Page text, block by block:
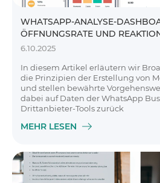
WHATSAPP-ANALYSE-
ÖFFNUNGSRATE UND
6.10.2025
In diesem Artikel erläutern wir
die Prinzipien der Erstellung von
und stellen bewährte
dabei auf Daten der WhatsApp
Drittanbieter-Tools zurück
MEHR LESEN